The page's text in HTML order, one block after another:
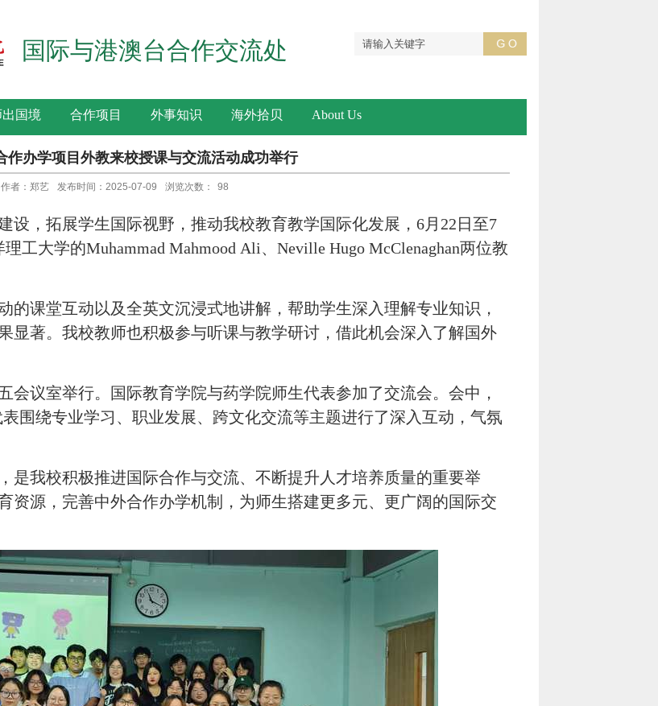
国际与港澳台合作交流处
国境 合作项目 外事知识 海外拾贝 About Us
作办学项目外教来校授课与交流活动成功举行
作者：郑艺 发布时间：2025-07-09 浏览次数： 98
设，拓展学生国际视野，推动我校教育教学国际化发展，6月22日至7
工大学的Muhammad Mahmood Ali、Neville Hugo McClenaghan两位教
的课堂互动以及全英文沉浸式地讲解，帮助学生深入理解专业知识，
显著。我校教师也积极参与听课与教学研讨，借此机会深入了解国外
会议室举行。国际教育学院与药学院师生代表参加了交流会。会中，
表围绕专业学习、职业发展、跨文化交流等主题进行了深入互动，气氛
是我校积极推进国际合作与交流、不断提升人才培养质量的重要举
资源，完善中外合作办学机制，为师生搭建更多元、更广阔的国际交